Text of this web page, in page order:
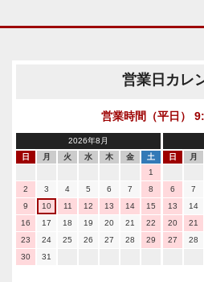
営業日カレ
営業時間（平日）
2026年8月
日
月 火 水 木 金
土
1
2
3 4 5 6 7
8
9
10 11 12 13 14
15
16
17 18 19 20 21
22
23
24 25 26 27 28
29
30
31
日
月
6
7
13
14
20
21
27
28